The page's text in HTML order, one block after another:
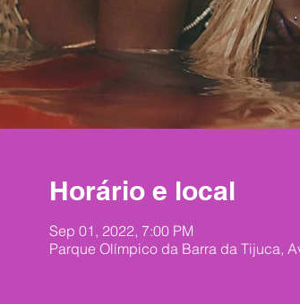
Horário e local
Sep 01, 2022, 7:00 PM
Parque Olímpico da Barra da Tijuca,